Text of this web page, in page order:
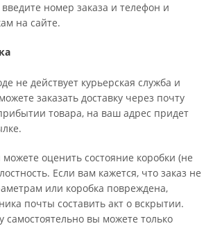
введите номер заказа и телефон и
на сайте.
не действует курьерская служба и
заказать доставку через почту
товара, на ваш адрес придет
оценить состояние коробки (не
Если вам кажется, что заказ не
или коробка повреждена,
почты составить акт о вскрытии.
самостоятельно вы можете только